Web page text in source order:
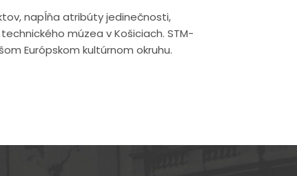
napĺňa atribúty jedinečnosti,
múzea v Košiciach. STM-
Európskom kultúrnom okruhu.